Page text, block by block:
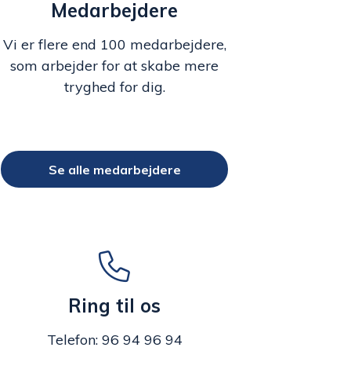
Medarbejdere
Vi er flere end 100 medarbejdere,
som arbejder for at skabe mere
tryghed for dig.
Se alle medarbejdere
Ring til os
Telefon: 96 94 96 94